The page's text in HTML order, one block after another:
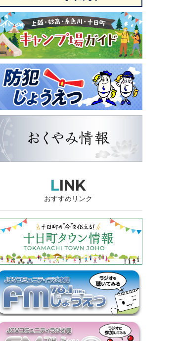
LINK
おすすめリンク